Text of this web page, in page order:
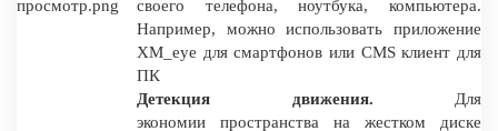
своего телефона, ноутбука, компьютера.
Например, можно использовать приложение
XM_eye для смартфонов или CMS клиент для
ПК
Детекция движения. Для
экономии пространства на жестком диске